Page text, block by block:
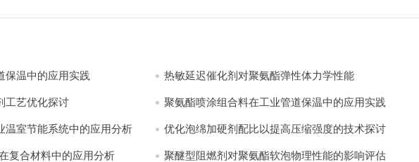
保温中的应用实践 热敏延迟催化剂对聚氨酯弹性体力学性能
工艺优化探讨 聚氨酯喷涂组合料在工业管道保温中的应用实践
温室节能系统中的应用分析​ 优化泡绵加硬剂配比以提高压缩强度的技术探讨
复合材料中的应用分析 聚醚型阻燃剂对聚氨酯软泡物理性能的影响评估​